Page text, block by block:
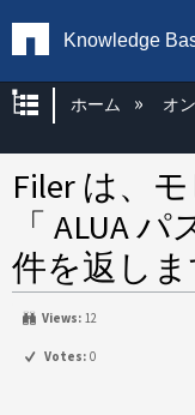
Knowledge
グローバ
ホーム オ
Filer は、
「 ALUA
件を返し
Views: 12
Votes: 0